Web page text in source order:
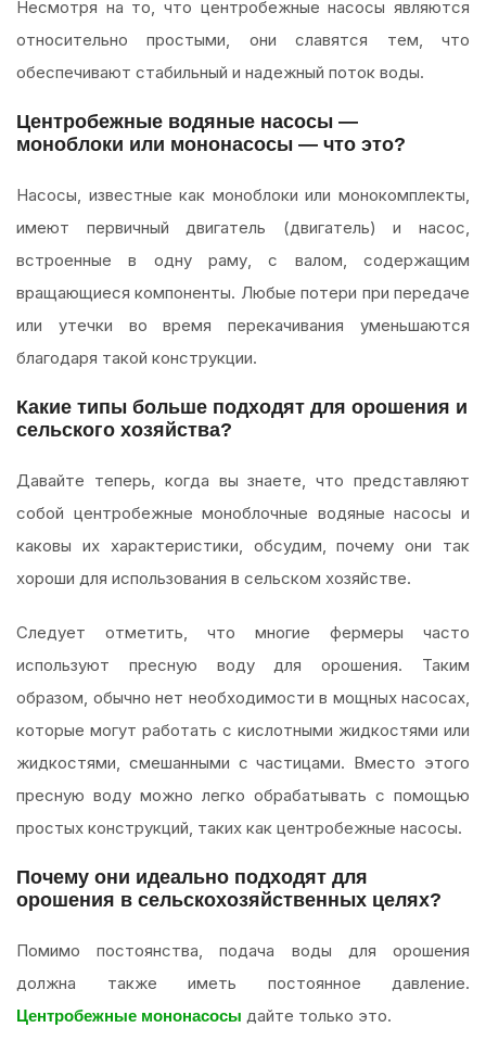
Несмотря на то, что центробежные насосы являются
относительно простыми, они славятся тем, что
обеспечивают стабильный и надежный поток воды.
Центробежные водяные насосы —
моноблоки или мононасосы — что это?
Насосы, известные как моноблоки или монокомплекты,
имеют первичный двигатель (двигатель) и насос,
встроенные в одну раму, с валом, содержащим
вращающиеся компоненты. Любые потери при передаче
или утечки во время перекачивания уменьшаются
благодаря такой конструкции.
Какие типы больше подходят для орошения и
сельского хозяйства?
Давайте теперь, когда вы знаете, что представляют
собой центробежные моноблочные водяные насосы и
каковы их характеристики, обсудим, почему они так
хороши для использования в сельском хозяйстве.
Следует отметить, что многие фермеры часто
используют пресную воду для орошения. Таким
образом, обычно нет необходимости в мощных насосах,
которые могут работать с кислотными жидкостями или
жидкостями, смешанными с частицами. Вместо этого
пресную воду можно легко обрабатывать с помощью
простых конструкций, таких как центробежные насосы.
Почему они идеально подходят для
орошения в сельскохозяйственных целях?
Помимо постоянства, подача воды для орошения
должна также иметь постоянное давление.
Центробежные мононасосы дайте только это.